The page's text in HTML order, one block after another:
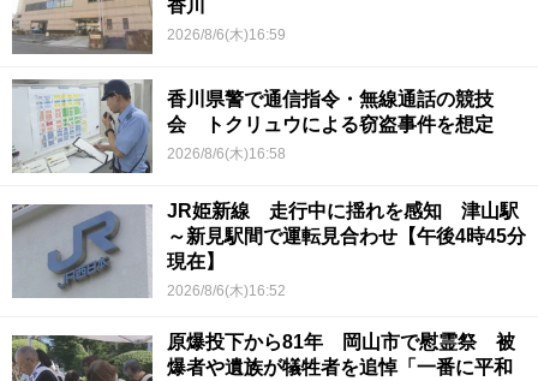
香川
2026/8/6(木)16:59
香川県警で通信指令・無線通話の競技
会 トクリュウによる窃盗事件を想定
2026/8/6(木)16:58
JR姫新線 走行中に揺れを感知 津山駅
～新見駅間で運転見合わせ【午後4時45分
現在】
2026/8/6(木)16:52
原爆投下から81年 岡山市で慰霊祭 被
爆者や遺族が犠牲者を追悼「一番に平和